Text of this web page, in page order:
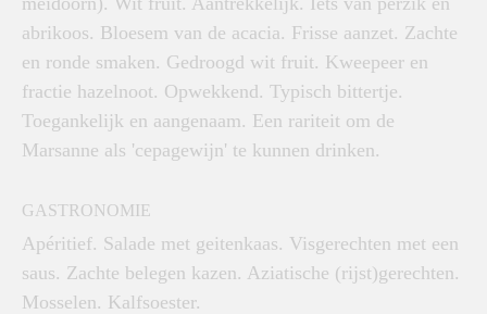
abrikoos. Bloesem van de acacia. Frisse aanzet. Zachte
en ronde smaken. Gedroogd wit fruit. Kweepeer en
fractie hazelnoot. Opwekkend. Typisch bittertje.
Toegankelijk en aangenaam. Een rariteit om de
Marsanne als 'cepagewijn' te kunnen drinken.
GASTRONOMIE
Apéritief. Salade met geitenkaas. Visgerechten met een
saus. Zachte belegen kazen. Aziatische (rijst)gerechten.
Mosselen. Kalfsoester.